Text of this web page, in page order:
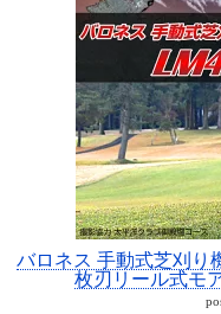
バロネス 手動式芝刈り
枚刃リール式モ